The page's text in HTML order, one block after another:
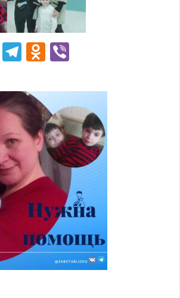
VK Telegram
Odnoklassniki